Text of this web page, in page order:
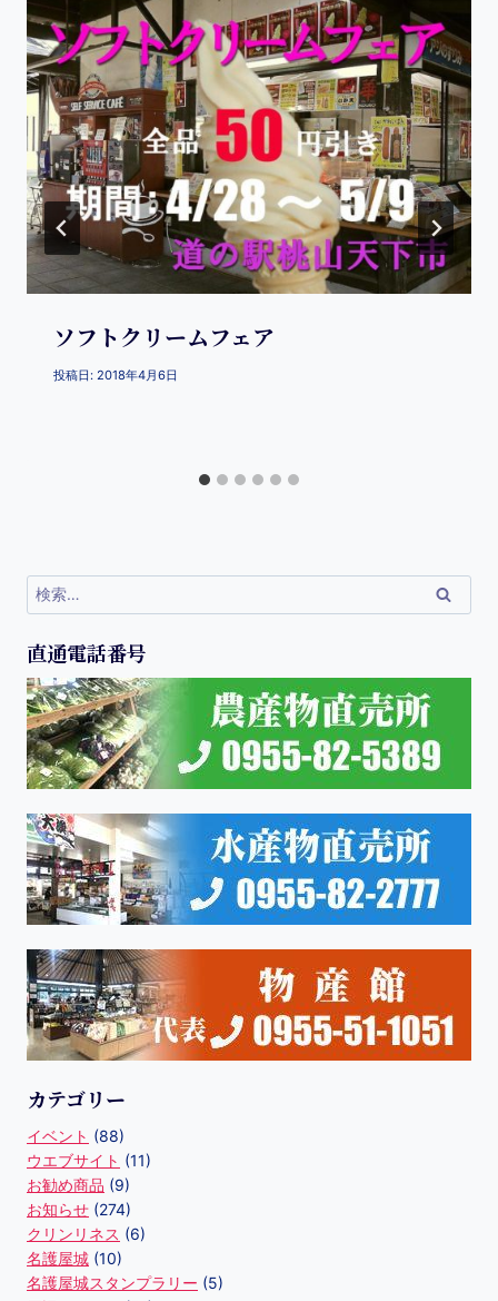
ソフトクリームフェア
投稿日: 2018年4月6日
直通電話番号
カテゴリー
イベント (88)
ウエブサイト (11)
お勧め商品 (9)
お知らせ (274)
クリンリネス (6)
名護屋城 (10)
名護屋城スタンプラリー (5)